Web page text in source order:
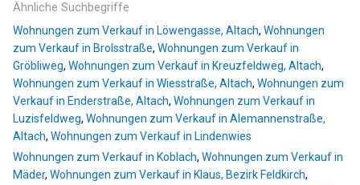
Ähnliche Suchbegriffe
Wohnungen zum Verkauf in Löwengasse, Altach, Wohnungen
zum Verkauf in Brolsstraße, Wohnungen zum Verkauf in
Gröbliweg, Wohnungen zum Verkauf in Kreuzfeldweg, Altach,
Wohnungen zum Verkauf in Wiesstraße, Altach, Wohnungen zum
Verkauf in Enderstraße, Altach, Wohnungen zum Verkauf in
Luzisfeldweg, Wohnungen zum Verkauf in Alemannenstraße,
Altach, Wohnungen zum Verkauf in Lindenwies
Wohnungen zum Verkauf in Koblach, Wohnungen zum Verkauf in
Mäder, Wohnungen zum Verkauf in Klaus, Bezirk Feldkirch,